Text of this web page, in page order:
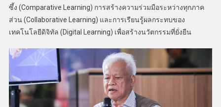
ซึ้ง (Comparative Learning) การสร้างความร่วมมือระหว่างทุกภาค
ส่วน (Collaborative Learning) และการเรียนรู้ผลกระทบของ
เทคโนโลยีดิจิทัล (Digital Learning) เพื่อสร้างนวัตกรรมที่ยั่งยืน